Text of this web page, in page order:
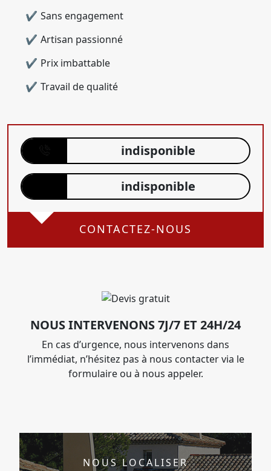
Sans engagement
Artisan passionné
Prix imbattable
Travail de qualité
indisponible
indisponible
CONTACTEZ-NOUS
NOUS INTERVENONS 7J/7 ET 24H/24
En cas d’urgence, nous intervenons dans
l’immédiat, n’hésitez pas à nous contacter via le
formulaire ou à nous appeler.
NOUS LOCALISER